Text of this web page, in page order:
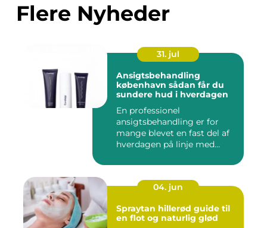
Flere Nyheder
31. jul
Ansigtsbehandling
københavn sådan får du
sundere hud i hverdagen
En professionel
ansigtsbehandling er for
mange blevet en fast del af
hverdagen på linje med
04. jun
Spraytan hillerød guide til
en flot og naturlig glød